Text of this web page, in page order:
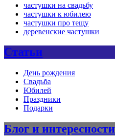
частушки на свадьбу
частушки к юбилею
частушки про тещу
деревенские частушки
Статьи
День рождения
Свадьба
Юбилей
Праздники
Подарки
Блог и интересности